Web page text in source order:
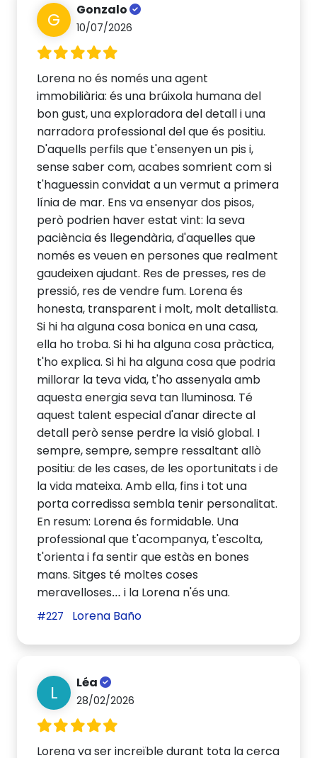
G Gonzalo
10/07/2026
Lorena no és només una agent
immobiliària: és una brúixola humana del
bon gust, una exploradora del detall i una
narradora professional del que és positiu.
D'aquells perfils que t'ensenyen un pis i,
sense saber com, acabes somrient com si
t'haguessin convidat a un vermut a primera
línia de mar. Ens va ensenyar dos pisos,
però podrien haver estat vint: la seva
paciència és llegendària, d'aquelles que
només es veuen en persones que realment
gaudeixen ajudant. Res de presses, res de
pressió, res de vendre fum. Lorena és
honesta, transparent i molt, molt detallista.
Si hi ha alguna cosa bonica en una casa,
ella ho troba. Si hi ha alguna cosa pràctica,
t'ho explica. Si hi ha alguna cosa que podria
millorar la teva vida, t'ho assenyala amb
aquesta energia seva tan lluminosa. Té
aquest talent especial d'anar directe al
detall però sense perdre la visió global. I
sempre, sempre, sempre ressaltant allò
positiu: de les cases, de les oportunitats i de
la vida mateixa. Amb ella, fins i tot una
porta corredissa sembla tenir personalitat.
En resum: Lorena és formidable. Una
professional que t'acompanya, t'escolta,
t'orienta i fa sentir que estàs en bones
mans. Sitges té moltes coses
meravelloses… i la Lorena n'és una.
#227 Lorena Baño
L Léa
28/02/2026
Lorena va ser increïble durant tota la cerca